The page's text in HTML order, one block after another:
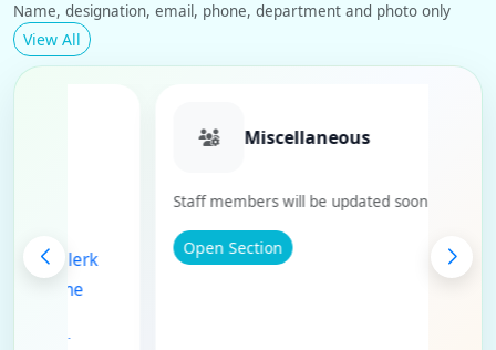
Name, designation, email, phone, department and photo only
View All
- Library Clerk
Singh - Routine
- Routine Clerk
Miscellaneous
Staff members will be updated soon.
Open Section